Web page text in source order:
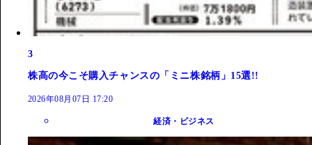
3
株高の今こそ購入チャンスの「ミニ株銘柄」15選!!
2026年08月07日 17:20
経済・ビジネス